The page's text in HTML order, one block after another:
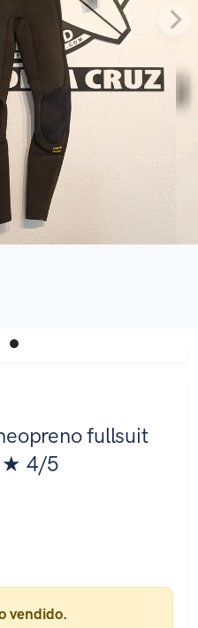
fullsuit
★ 4/5
vendido.